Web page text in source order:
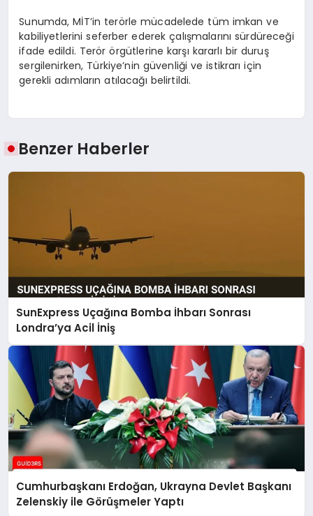
Sunumda, MİT’in terörle mücadelede tüm imkan ve
kabiliyetlerini seferber ederek çalışmalarını sürdüreceği
ifade edildi. Terör örgütlerine karşı kararlı bir duruş
sergilenirken, Türkiye’nin güvenliği ve istikrarı için
gerekli adımların atılacağı belirtildi.
Benzer Haberler
SunExpress Uçağına Bomba İhbarı Sonrası
Londra’ya Acil İniş
Cumhurbaşkanı Erdoğan, Ukrayna Devlet Başkanı
Zelenskiy ile Görüşmeler Yaptı